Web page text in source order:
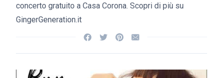
concerto gratuito a Casa Corona. Scopri di più su
GingerGeneration.it